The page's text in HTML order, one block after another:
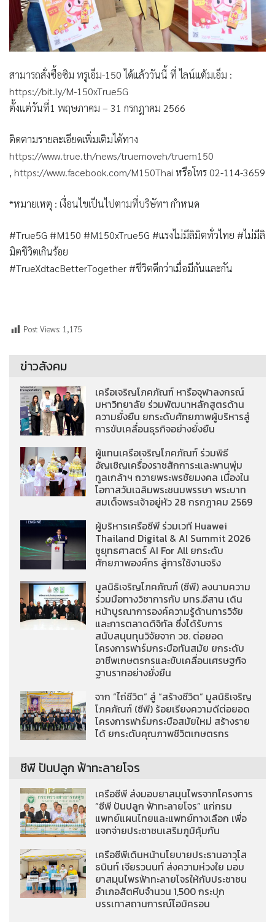
สามารถสั่งซื้อซิม ทรูเอ็ม-150 ได้แล้ววันนี้ ที่ ไลน์แต้มเอ็ม :
https://bit.ly/M-150xTrue5G
ตั้งแต่วันที่1 พฤษภาคม – 31 กรกฎาคม 2566
ติดตามรายละเอียดเพิ่มเติมได้ทาง
https://www.true.th/news/truemoveh/truem150
, https://www.facebook.com/M150Thai หรือโทร 02-114-3659
*หมายเหตุ : เงื่อนไขเป็นไปตามที่บริษัทฯ กำหนด
#True5G #M150 #M150xTrue5G #แรงไม่มีลิมิตทั่วไทย #ไม่มีลิ
มิตชีวิตเกินร้อย
#TrueXdtacBetterTogether #ชีวิตดีกว่าเมื่อมีกันและกัน
Post Views: 1,175
ข่าวสังคม
เครือเจริญโภคภัณฑ์ หารือจุฬาลงกรณ์
มหาวิทยาลัย ร่วมพัฒนาหลักสูตรด้าน
ความยั่งยืน ยกระดับศักยภาพผู้บริหารสู่
การขับเคลื่อนธุรกิจอย่างยั่งยืน
ผู้แทนเครือเจริญโภคภัณฑ์ ร่วมพิธี
อัญเชิญเครื่องราชสักการะและพานพุ่ม
ทูลเกล้าฯ ถวายพระพรชัยมงคล เนื่องใน
โอกาสวันเฉลิมพระชนมพรรษา พระบาท
สมเด็จพระเจ้าอยู่หัว 28 กรกฎาคม 2569
ผู้บริหารเครือซีพี ร่วมเวที Huawei
Thailand Digital & AI Summit 2026
ชูยุทธศาสตร์ AI For All ยกระดับ
ศักยภาพองค์กร สู่การใช้งานจริง
มูลนิธิเจริญโภคภัณฑ์ (ซีพี) ลงนามความ
ร่วมมือทางวิชาการกับ มทร.อีสาน เดิน
หน้าบูรณาการองค์ความรู้ด้านการวิจัย
และการตลาดดิจิทัล ซึ่งได้รับการ
สนับสนุนทุนวิจัยจาก วช. ต่อยอด
โครงการฟาร์มกระบือทันสมัย ยกระดับ
อาชีพเกษตรกรและขับเคลื่อนเศรษฐกิจ
ฐานรากอย่างยั่งยืน
จาก “ไถ่ชีวิต” สู่ “สร้างชีวิต” มูลนิธิเจริญ
โภคภัณฑ์ (ซีพี) ร้อยเรียงความดีต่อยอด
โครงการฟาร์มกระบือสมัยใหม่ สร้างราย
ได้ ยกระดับคุณภาพชีวิตเกษตรกร
ซีพี ปันปลูก ฟ้าทะลายโจร
เครือซีพี ส่งมอบยาสมุนไพรจากโครงการ
“ซีพี ปันปลูก ฟ้าทะลายโจร” แก่กรม
แพทย์แผนไทยและแพทย์ทางเลือก เพื่อ
แจกจ่ายประชาชนเสริมภูมิคุ้มกัน
เครือซีพีเดินหน้านโยบายประธานอาวุโส
ธนินท์ เจียรวนนท์ ส่งความห่วงใย มอบ
ยาสมุนไพรฟ้าทะลายโจรให้กับประชาชน
อำเภอสัตหีบจำนวน 1,500 กระปุก
บรรเทาสถานการณ์โอมิครอน